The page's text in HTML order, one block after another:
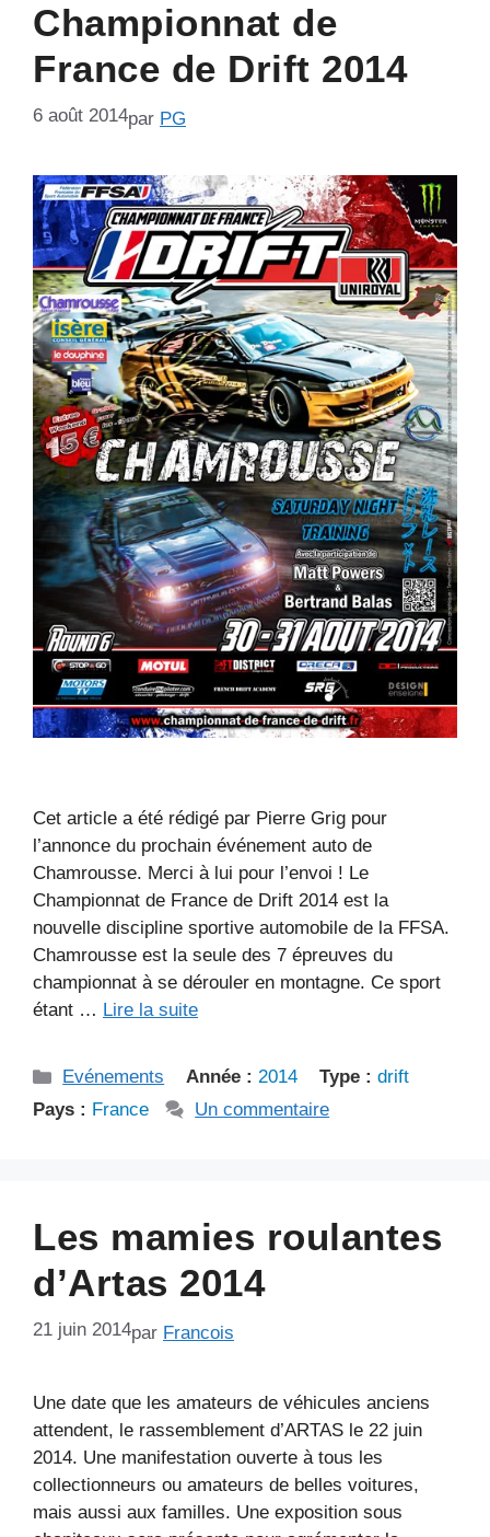
Championnat de
France de Drift 2014
6 août 2014par PG
Cet article a été rédigé par Pierre Grig pour
l’annonce du prochain événement auto de
Chamrousse. Merci à lui pour l’envoi ! Le
Championnat de France de Drift 2014 est la
nouvelle discipline sportive automobile de la FFSA.
Chamrousse est la seule des 7 épreuves du
championnat à se dérouler en montagne. Ce sport
étant … Lire la suite
Catégories
Evénements Année : 2014 Type : drift
Pays : France Un commentaire
Les mamies roulantes
d’Artas 2014
21 juin 2014par Francois
Une date que les amateurs de véhicules anciens
attendent, le rassemblement d’ARTAS le 22 juin
2014. Une manifestation ouverte à tous les
collectionneurs ou amateurs de belles voitures,
mais aussi aux familles. Une exposition sous